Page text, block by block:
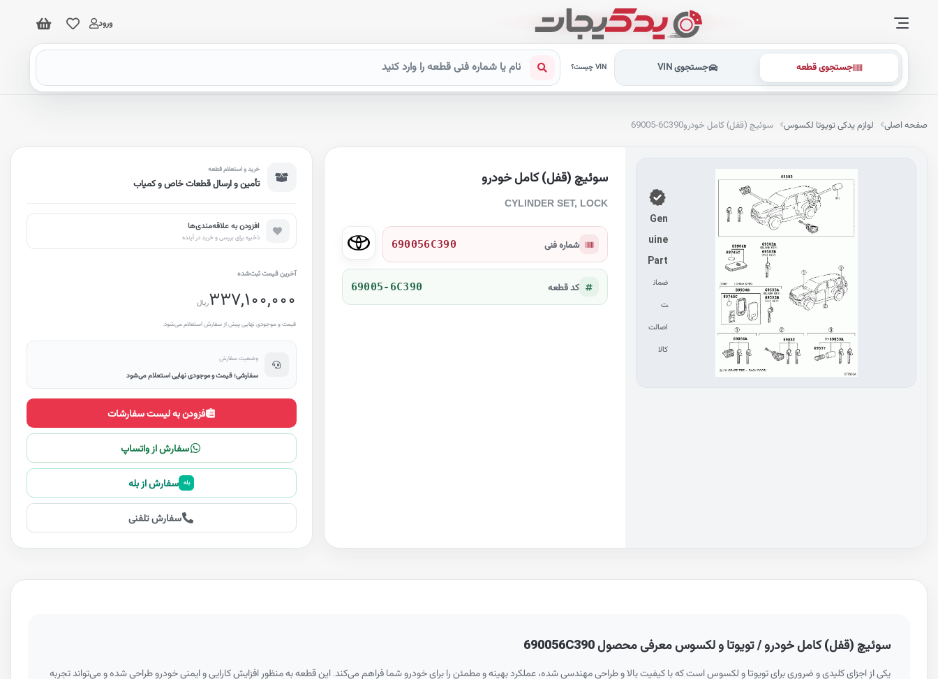
ورود
جستجوی قطعه جستجوی VIN VIN چیست؟
صفحه اصلی لوازم یدکی تویوتا لکسوس سوئیچ (قفل) کامل خودرو69005-6C390
Gen
uine
Part
ضمان
ت
اصالت
کالا
سوئیچ (قفل) کامل خودرو
CYLINDER SET, LOCK
شماره فنی 690056C390
کد قطعه 69005-6C390
خرید و استعلام قطعه
تأمین و ارسال قطعات خاص و کمیاب
افزودن به علاقه‌مندی‌ها
ذخیره برای بررسی و خرید در آینده
آخرین قیمت ثبت‌شده
337,100,000ریال
قیمت و موجودی نهایی پیش از سفارش استعلام می‌شود.
وضعیت سفارش
سفارشی؛ قیمت و موجودی نهایی استعلام می‌شود
افزودن به لیست سفارشات
سفارش از واتساپ
بله سفارش از بله
سفارش تلفنی
سوئیچ (قفل) کامل خودرو / تویوتا و لکسوس معرفی محصول 690056C390
یکی از اجزای کلیدی و ضروری برای تویوتا و لکسوس است که با کیفیت بالا و طراحی مهندسی شده، عملکرد بهینه و مطمئن را برای خودرو شما فراهم می‌کند. این قطعه به منظور افزایش کارایی و ایمنی خودرو طراحی شده و می‌تواند تجربه